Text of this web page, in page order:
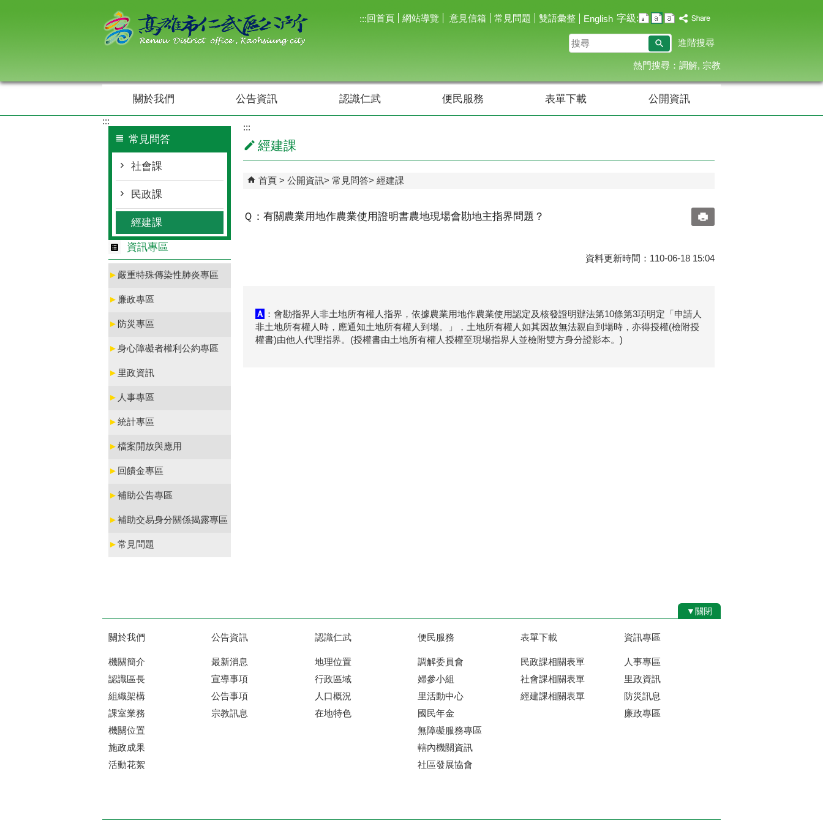
:::回首頁 網站導覽 意見信箱 常見問題 雙語彙整 English 字級:
搜
尋
進階搜尋
熱門搜尋： 調解 宗教
關於我們 公告資訊 認識仁武 便民服務 表單下載 公開資訊
:::
常見問答
社會課
民政課
經建課
資訊專區
► 嚴重特殊傳染性肺炎專區
► 廉政專區
► 防災專區
►身心障礙者權利公約專區
► 里政資訊
► 人事專區
►統計專區
►檔案開放與應用
► 回饋金專區
►補助公告專區
►補助交易身分關係揭露專區
►常見問題
:::
經建課
首頁 公開資訊 常見問答 經建課
Ｑ：有關農業用地作農業使用證明書農地現場會勘地主指界問題？
資料更新時間：110-06-18 15:04
Ａ ：會勘指界人非土地所有權人指界，依據農業用地作農業使用認定及核發證明辦法第10條第3項明定「申請人
非土地所有權人時，應通知土地所有權人到場。」，土地所有權人如其因故無法親自到場時，亦得授權(檢附授
權書)由他人代理指界。(授權書由土地所有權人授權至現場指界人並檢附雙方身分證影本。)
▼關閉
關於我們
機關簡介
認識區長
組織架構
課室業務
機關位置
施政成果
活動花絮
公告資訊
最新消息
宣導事項
公告事項
宗教訊息
認識仁武
地理位置
行政區域
人口概況
在地特色
便民服務
調解委員會
婦參小組
里活動中心
國民年金
無障礙服務專區
轄內機關資訊
社區發展協會
表單下載
民政課相關表單
社會課相關表單
經建課相關表單
資訊專區
人事專區
里政資訊
防災訊息
廉政專區